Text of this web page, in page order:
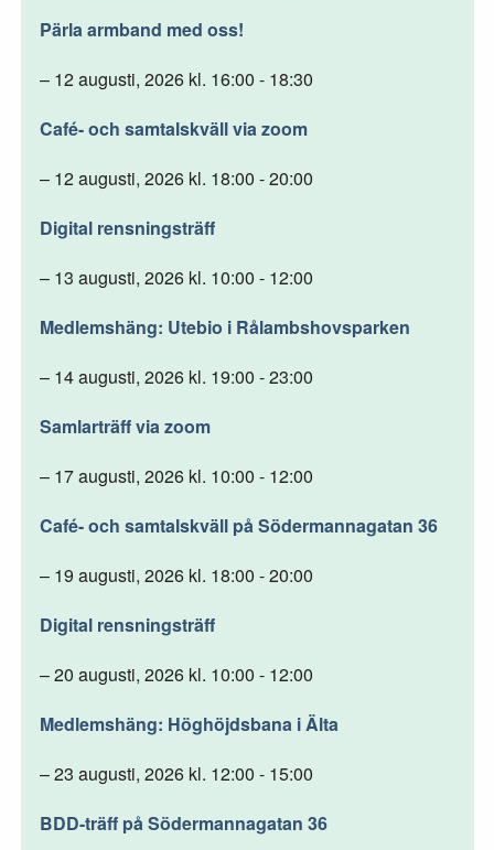
Pärla armband med oss!
– 12 augusti, 2026 kl. 16:00 - 18:30
Café- och samtalskväll via zoom
– 12 augusti, 2026 kl. 18:00 - 20:00
Digital rensningsträff
– 13 augusti, 2026 kl. 10:00 - 12:00
Medlemshäng: Utebio i Rålambshovsparken
– 14 augusti, 2026 kl. 19:00 - 23:00
Samlarträff via zoom
– 17 augusti, 2026 kl. 10:00 - 12:00
Café- och samtalskväll på Södermannagatan 36
– 19 augusti, 2026 kl. 18:00 - 20:00
Digital rensningsträff
– 20 augusti, 2026 kl. 10:00 - 12:00
Medlemshäng: Höghöjdsbana i Älta
– 23 augusti, 2026 kl. 12:00 - 15:00
BDD-träff på Södermannagatan 36